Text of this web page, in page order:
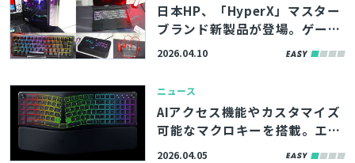
日本HP、「HyperX」マスター
ブランド新製品が登場。ゲーミ
ングPC最上位機「OMEN MAX 4
ど
2026.04.10
ニュース
AIアクセス機能やカスタマイズ
可能なマクロキーを搭載。エル
ゴノミックキーボード「Razer
2026.04.05